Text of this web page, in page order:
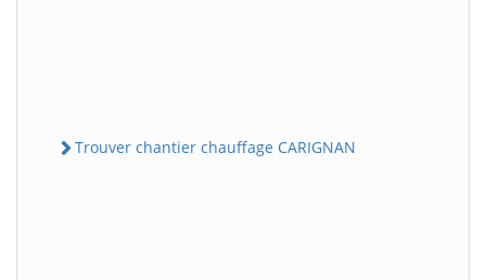
Trouver chantier chauffage CARIGNAN